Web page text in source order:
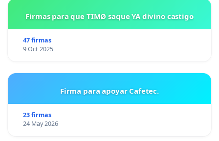
Firmas para que TIMØ saque YA divino castigo
47 firmas
9 Oct 2025
Firma para apoyar Cafetec.
23 firmas
24 May 2026